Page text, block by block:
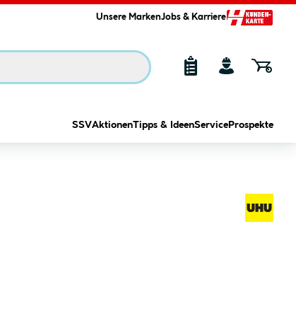
Unsere MarkenJobs & Karriere
SSVAktionenTipps & IdeenService Prospekte